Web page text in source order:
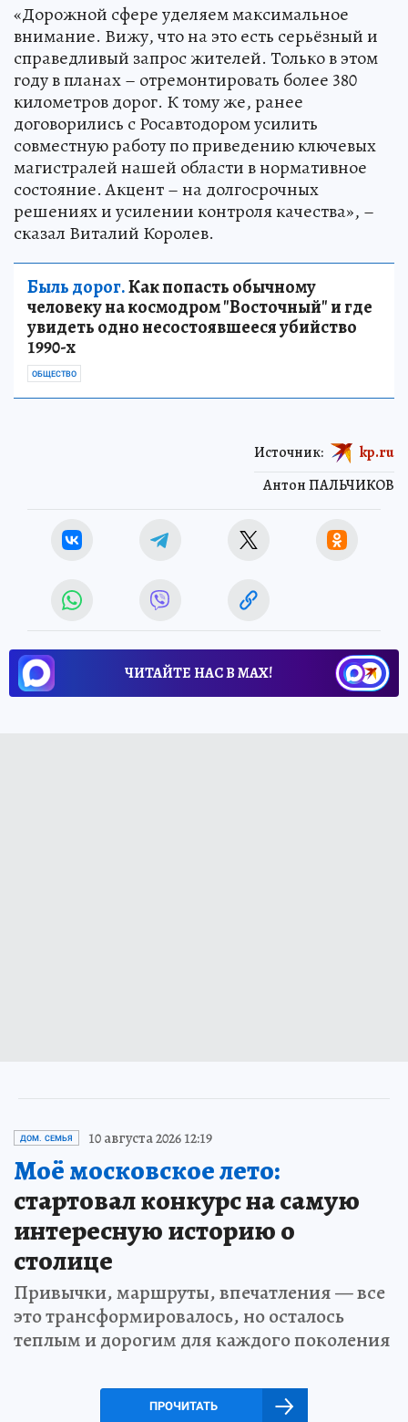
«Дорожной сфере уделяем максимальное
внимание. Вижу, что на это есть серьёзный и
справедливый запрос жителей. Только в этом
году в планах – отремонтировать более 380
километров дорог. К тому же, ранее
договорились с Росавтодором усилить
совместную работу по приведению ключевых
магистралей нашей области в нормативное
состояние. Акцент – на долгосрочных
решениях и усилении контроля качества», –
сказал Виталий Королев.
Быль дорог.Как попасть обычному
человеку на космодром "Восточный" и где
увидеть одно несостоявшееся убийство
1990-х
ОБЩЕСТВО
Антон ПАЛЬЧИКОВ
Источник: kp.ru
ЧИТАЙТЕ НАС В МАХ!
ДОМ. СЕМЬЯ 10 августа 2026 12:19
Моё московское лето:
стартовал конкурс на самую
интересную историю о
столице
Привычки, маршруты, впечатления — все
это трансформировалось, но осталось
теплым и дорогим для каждого поколения
ПРОЧИТАТЬ